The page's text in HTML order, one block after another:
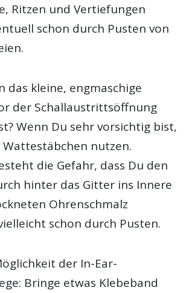
Ritzen und Vertiefungen
schon durch Pusten von
das kleine, engmaschige
der Schallaustrittsöffnung
Wenn Du sehr vorsichtig bist,
nutzen.
die Gefahr, dass Du den
hinter das Gitter ins Innere
Ohrenschmalz
schon durch Pusten.
der In-Ear-
Bringe etwas Klebeband